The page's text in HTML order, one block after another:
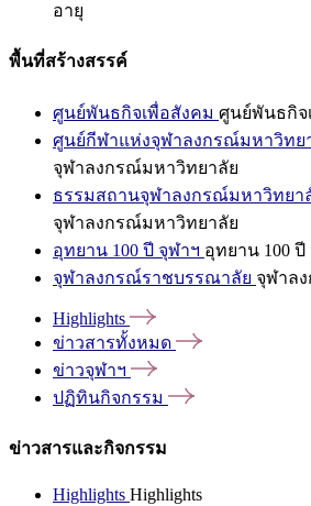
อายุ
พื้นที่สร้างสรรค์
ศูนย์พันธกิจเพื่อสังคม ศูนย์พันธกิจ
ศูนย์กีฬาแห่งจุฬาลงกรณ์มหาวิทย
จุฬาลงกรณ์มหาวิทยาลัย
ธรรมสถานจุฬาลงกรณ์มหาวิทยา
จุฬาลงกรณ์มหาวิทยาลัย
อุทยาน 100 ปี จุฬาฯ อุทยาน 100 ปี
จุฬาลงกรณ์ราชบรรณาลัย จุฬาล
Highlights
ข่าวสารทั้งหมด
ข่าวจุฬาฯ
ปฏิทินกิจกรรม
ข่าวสารและกิจกรรม
Highlights Highlights